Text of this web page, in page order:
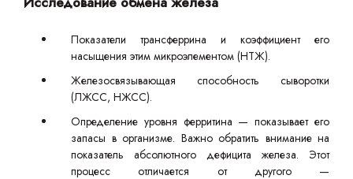
Показатели трансферрина и коэффициент его
насыщения этим микроэлементом (НТЖ).
Железосвязывающая способность сыворотки
(ЛЖСС, НЖСС).
Определение уровня ферритина — показывает его
запасы в организме. Важно обратить внимание на
показатель абсолютного дефицита железа. Этот
процесс отличается от другого —